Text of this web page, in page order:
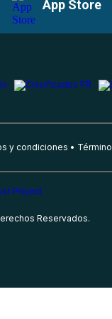
App Store
y condiciones
Reservados.